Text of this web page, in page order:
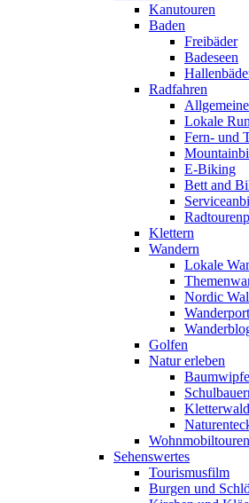
Kanutouren
Baden
Freibäder
Badeseen
Radfahren
Lokale
Fern- und
E-Biking
Bett and
Klettern
Wandern
Lokale
Nordic
Golfen
Natur erleben
Wohnmobiltouren
Sehenswertes
Tourismusfilm
Burgen und